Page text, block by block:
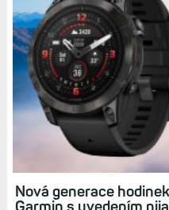
Hodinky Fénix 8 a
dokonce odhadnout,
počkat?